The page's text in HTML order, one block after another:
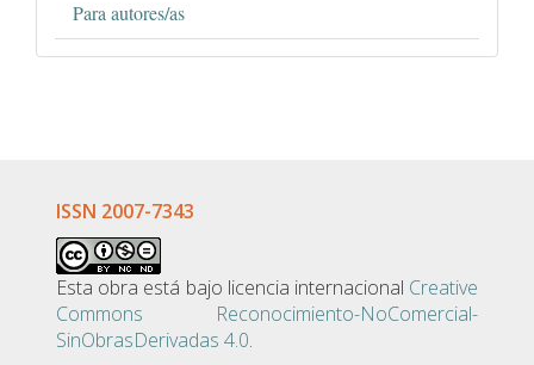
Para autores/as
ISSN 2007-7343
Esta obra está bajo licencia internacional Creative
Commons Reconocimiento-NoComercial-
SinObrasDerivadas 4.0.